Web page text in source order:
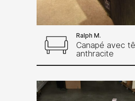
Ralph M.
Canapé avec
anthracite